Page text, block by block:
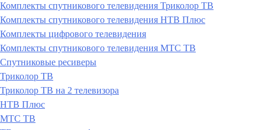
Комплекты спутникового телевидения Триколор ТВ
Комплекты спутникового телевидения НТВ Плюс
Комплекты цифрового телевидения
Комплекты спутникового телевидения МТС ТВ
Спутниковые ресиверы
Триколор ТВ
Триколор ТВ на 2 телевизора
НТВ Плюс
МТС ТВ